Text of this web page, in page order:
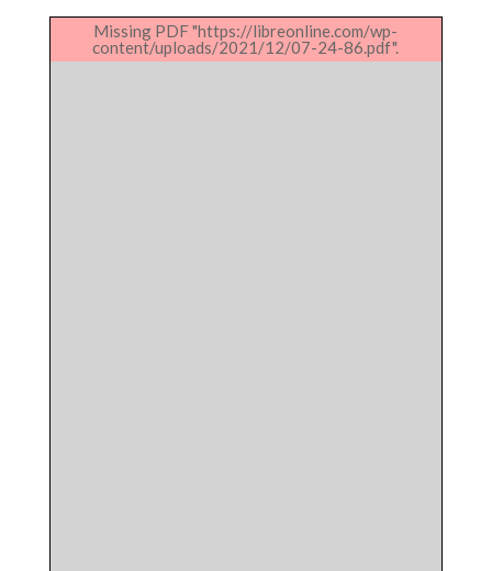
Missing PDF "https://libreonline.com/wp-
content/uploads/2021/12/07-24-86.pdf".